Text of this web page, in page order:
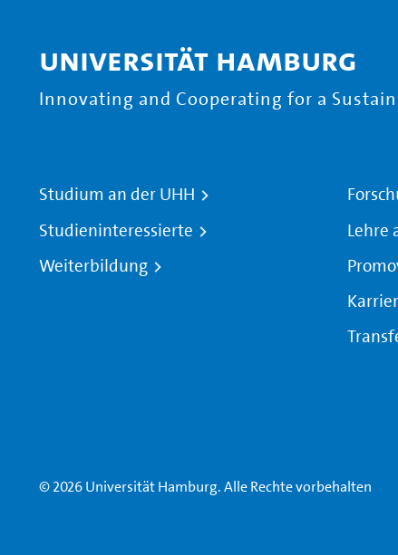
Universität Hamburg
Innovating and Cooperating for a
Studium an der UHH
Studieninteressierte
Weiterbildung
Lehre
© 2026 Universität Hamburg. Alle Rechte vorbehalten